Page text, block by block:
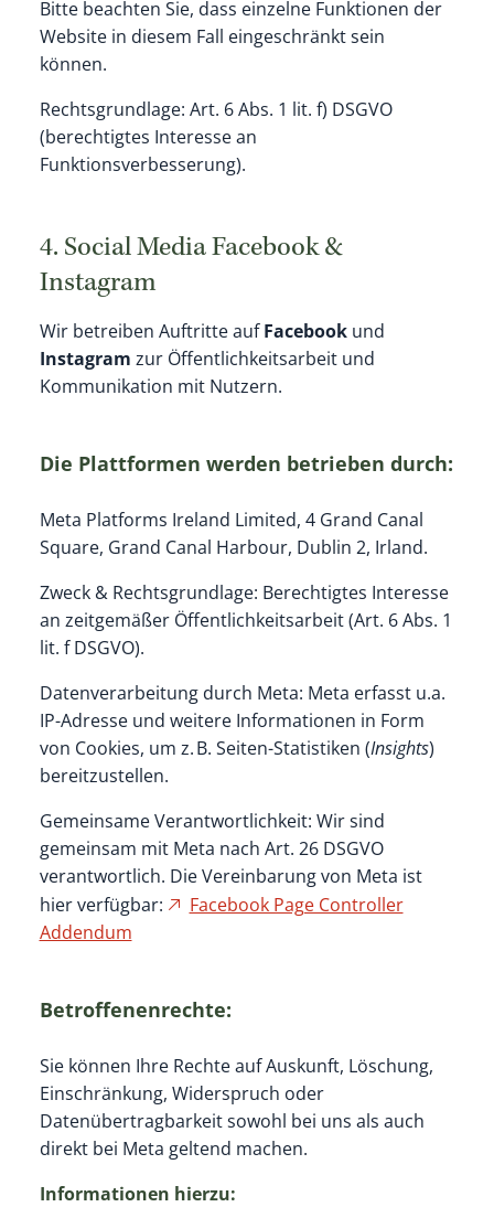
Bitte beachten Sie, dass einzelne Funktionen der
Website in diesem Fall eingeschränkt sein
können.
Rechtsgrundlage: Art. 6 Abs. 1 lit. f) DSGVO
(berechtigtes Interesse an
Funktionsverbesserung).
4. Social Media Facebook &
Instagram
Wir betreiben Auftritte aufFacebookund
Instagram zur Öffentlichkeitsarbeit und
Kommunikation mit Nutzern.
Die Plattformen werden betrieben durch:
Meta Platforms Ireland Limited, 4 Grand Canal
Square, Grand Canal Harbour, Dublin 2, Irland.
Zweck & Rechtsgrundlage: Berechtigtes Interesse
an zeitgemäßer Öffentlichkeitsarbeit (Art. 6 Abs. 1
lit. f DSGVO).
Datenverarbeitung durch Meta: Meta erfasst u.a.
IP-Adresse und weitere Informationen in Form
von Cookies, um z. B. Seiten-Statistiken (Insights)
bereitzustellen.
Gemeinsame Verantwortlichkeit: Wir sind
gemeinsam mit Meta nach Art. 26 DSGVO
verantwortlich. Die Vereinbarung von Meta ist
hier verfügbar:
Facebook Page Controller
Addendum
Betroffenenrechte:
Sie können Ihre Rechte auf Auskunft, Löschung,
Einschränkung, Widerspruch oder
Datenübertragbarkeit sowohl bei uns als auch
direkt bei Meta geltend machen.
Informationen hierzu: